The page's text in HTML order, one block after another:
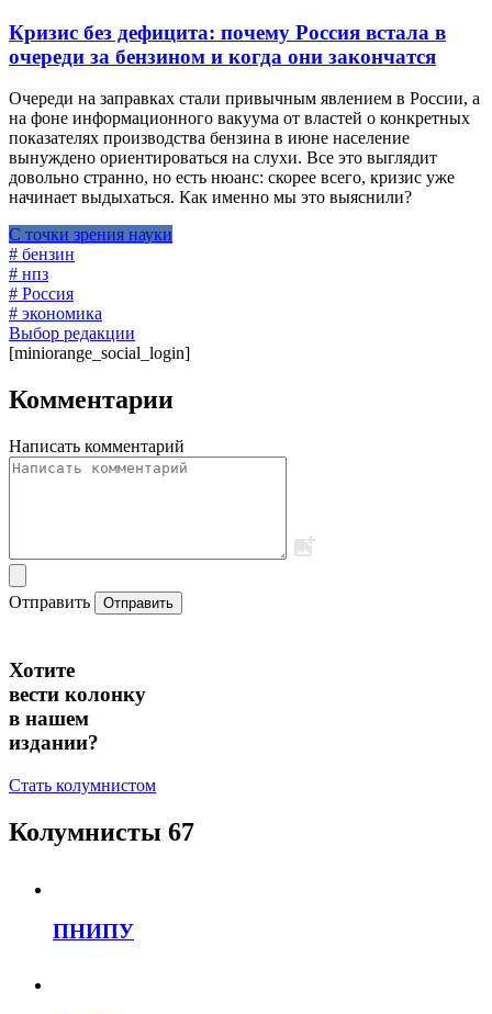
Кризис без дефицита: почему Россия встала в
очереди за бензином и когда они закончатся
Очереди на заправках стали привычным явлением в России, а
на фоне информационного вакуума от властей о конкретных
показателях производства бензина в июне население
вынуждено ориентироваться на слухи. Все это выглядит
довольно странно, но есть нюанс: скорее всего, кризис уже
начинает выдыхаться. Как именно мы это выяснили?
С точки зрения науки
# бензин
# нпз
# Россия
# экономика
Выбор редакции
[miniorange_social_login]
Комментарии
Написать комментарий
Отправить Отправить
Хотите
вести колонку
в нашем
издании?
Стать колумнистом
Колумнисты 67
ПНИПУ